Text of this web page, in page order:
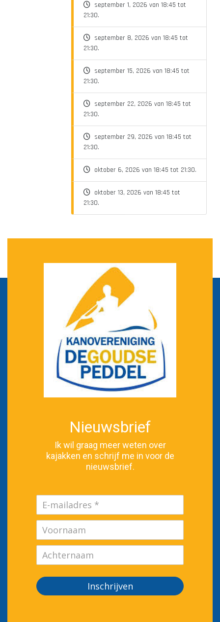
september 1, 2026 van 18:45 tot
21:30.
september 8, 2026 van 18:45 tot
21:30.
september 15, 2026 van 18:45 tot
21:30.
september 22, 2026 van 18:45 tot
21:30.
september 29, 2026 van 18:45 tot
21:30.
oktober 6, 2026 van 18:45 tot 21:30.
oktober 13, 2026 van 18:45 tot
21:30.
Nieuwsbrief
Ik wil graag meer weten over
kajakken en schrijf me in voor de
nieuwsbrief.
Inschrijven